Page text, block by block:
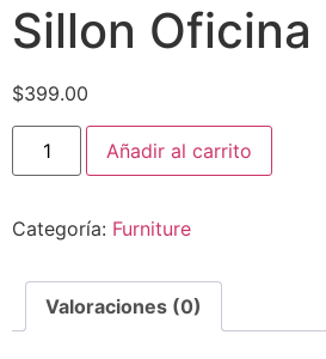
Sillon Oficina
$399.00
Añadir al carrito
Categoría: Furniture
Valoraciones (0)